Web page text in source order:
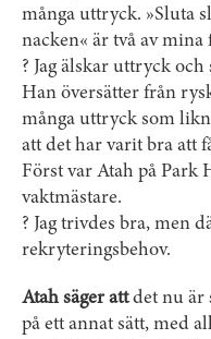
många uttryck. »Sluta
nacken« är två av
? Jag älskar uttryck
Han översätter från
många uttryck som
att det har varit bra att
Först var Atah på Park
vaktmästare.
? Jag trivdes bra, men
rekryteringsbehov.
Atah säger attdet nu är
på ett annat sätt, med